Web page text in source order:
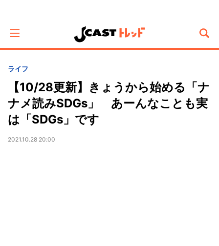
ライフ
【10/28更新】きょうから始める「ナ
ナメ読みSDGs」 あーんなことも実
は「SDGs」です
2021.10.28 20:00